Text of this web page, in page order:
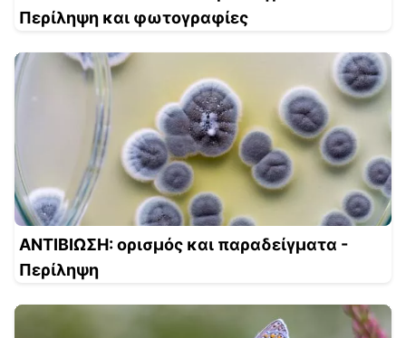
Περίληψη και φωτογραφίες
ΑΝΤΙΒΙΩΣΗ: ορισμός και παραδείγματα -
Περίληψη